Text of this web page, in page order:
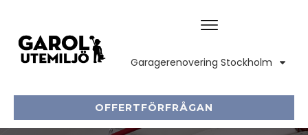
Garagerenovering Stockholm
OFFERTFÖRFRÅGAN